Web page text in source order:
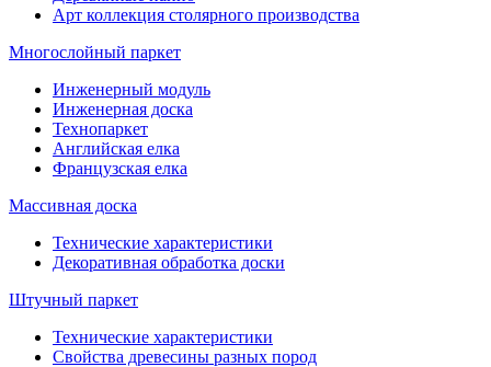
Арт коллекция столярного производства
Многослойный паркет
Инженерный модуль
Инженерная доска
Технопаркет
Английская елка
Французская елка
Массивная доска
Технические характеристики
Декоративная обработка доски
Штучный паркет
Технические характеристики
Свойства древесины разных пород